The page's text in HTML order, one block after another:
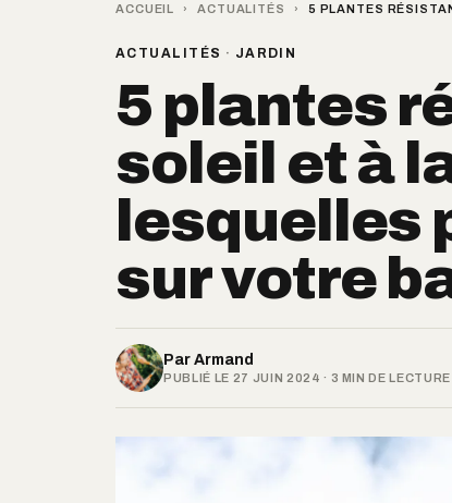
ACCUEIL › ACTUALITÉS › 5 PLANTES
ACTUALITÉS · JARDIN
5 plantes
soleil et à
lesquelles
sur votre
Par Armand
PUBLIÉ LE 27 JUIN 2024 · 3 MIN DE LECTURE